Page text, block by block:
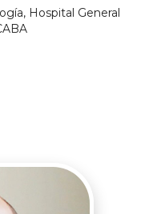
Hospital General